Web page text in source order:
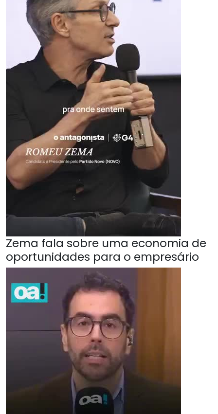
Zema fala sobre uma economia de
oportunidades para o empresário